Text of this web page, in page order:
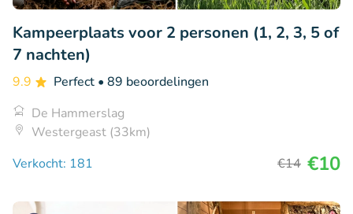
Kampeerplaats voor 2 personen (1, 2, 3, 5 of
7 nachten)
9.9 Perfect • 89 beoordelingen
De Hammerslag
Westergeast (33km)
Verkocht: 181
€14 €10